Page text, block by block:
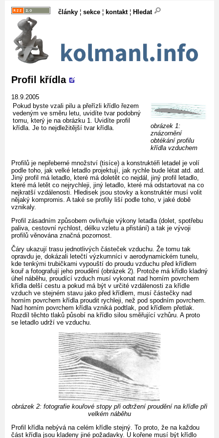
články ¦ sekce ¦ kontakt¦ Hledat
Profil křídla
18.9.2005
Pokud byste vzali pilu a přeřízli křídlo řezem
vedeným ve směru letu, uvidíte tvar podobný
tomu, který je na obrázku 1. Uvidíte profil
křídla. Je to nejdležitější tvar křídla.
obrázek 1:
znázornění
obtékání profilu
křídla vzduchem
Profilů je nepřeberné množství (tisíce) a konstruktéři letadel je volí
podle toho, jak velké letadlo projektují, jak rychle bude létat atd. atd.
Jiný profil má letadlo, které má doletět co nejdál, jiný profil letadlo,
které má letět co nejrychleji, jiný letadlo, které má odstartovat na co
nejkratší vzdálenosti. Hledisek jsou stovky a konstruktér musí volit
nějaký kompromis. A také se profily liší podle toho, v jaké době
vznikaly.
Profil zásadním způsobem ovlivňuje výkony letadla (dolet, spotřebu
paliva, cestovní rychlost, délku vzletu a přistání) a tak je vývoji
profilů věnována značná pozornost.
Čáry ukazují trasu jednotlivých částeček vzduchu. Že tomu tak
opravdu je, dokázali letečtí výzkumníci v aerodynamickém tunelu,
kde tenkými trubičkami vypouští do proudu vzduchu před křídlem
kouř a fotografují jeho proudění (obrázek 2). Protože má křídlo kladný
úhel náběhu, proudící vzduch musí vykonat nad horním povrchem
křídla delší cestu a pokud má být v určité vzdálenosti za křídle
vzduch ve stejném stavu jako před křídlem, musí částečky nad
horním povrchem křídla proudit rychleji, než pod spodním povrchem.
Nad horním povrchem křídla vzniká podtlak, pod křídlem přetlak.
Rozdíl těchto tlaků působí na křídlo silou směřující vzhůru. A proto
se letadlo udrží ve vzduchu.
obrázek 2: fotografie kouřové stopy při odtržení proudění na křídle při
velkém náběhu
Profil křídla nebývá na celém křídle stejný. To proto, že na každou
část křídla jsou kladeny jiné požadavky. U kořene musí být křídlo